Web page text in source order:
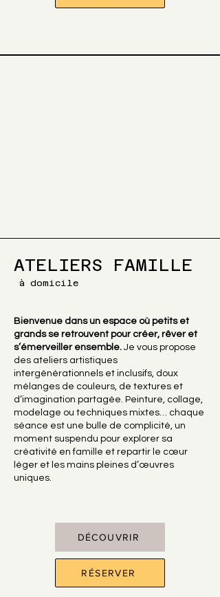
ATELIERS FAMILLE
à domicile
Bienvenue dans un espace où petits et
grands se retrouvent pour créer, rêver et
s’émerveiller ensemble. Je vous propose
des ateliers artistiques
intergénérationnels et inclusifs, doux
mélanges de couleurs, de textures et
d’imagination partagée. Peinture, collage,
modelage ou techniques mixtes… chaque
séance est une bulle de complicité, un
moment suspendu pour explorer sa
créativité en famille et repartir le cœur
léger et les mains pleines d’œuvres
uniques.
DÉCOUVRIR
RÉSERVER